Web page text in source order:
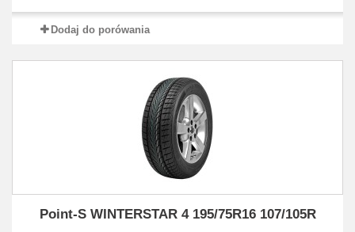
Dodaj do porówania
Point-S WINTERSTAR 4 195/75R16 107/105R